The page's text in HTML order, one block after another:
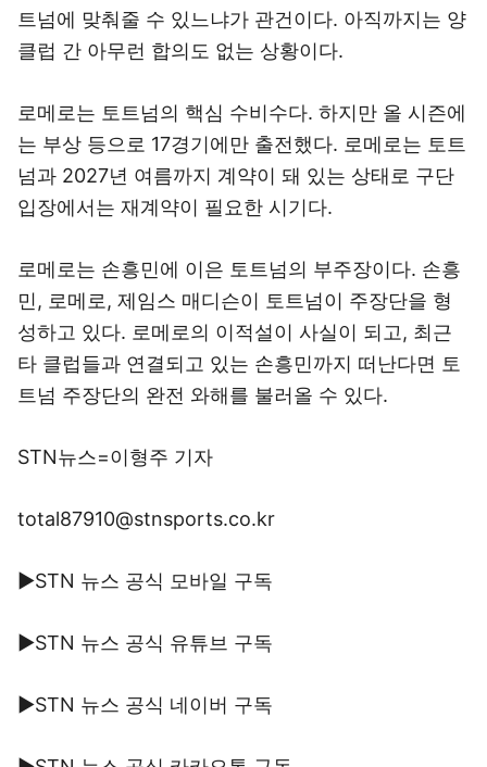
트넘에 맞춰줄 수 있느냐가 관건이다. 아직까지는 양
클럽 간 아무런 합의도 없는 상황이다.
로메로는 토트넘의 핵심 수비수다. 하지만 올 시즌에
는 부상 등으로 17경기에만 출전했다. 로메로는 토트
넘과 2027년 여름까지 계약이 돼 있는 상태로 구단
입장에서는 재계약이 필요한 시기다.
로메로는 손흥민에 이은 토트넘의 부주장이다. 손흥
민, 로메로, 제임스 매디슨이 토트넘이 주장단을 형
성하고 있다. 로메로의 이적설이 사실이 되고, 최근
타 클럽들과 연결되고 있는 손흥민까지 떠난다면 토
트넘 주장단의 완전 와해를 불러올 수 있다.
STN뉴스=이형주 기자
total87910@stnsports.co.kr
▶STN 뉴스 공식 모바일 구독
▶STN 뉴스 공식 유튜브 구독
▶STN 뉴스 공식 네이버 구독